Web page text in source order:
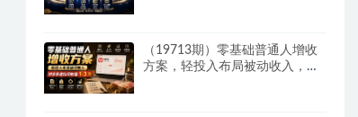
（19713期）零基础普通人增收
方案，轻投入布局被动收入，多